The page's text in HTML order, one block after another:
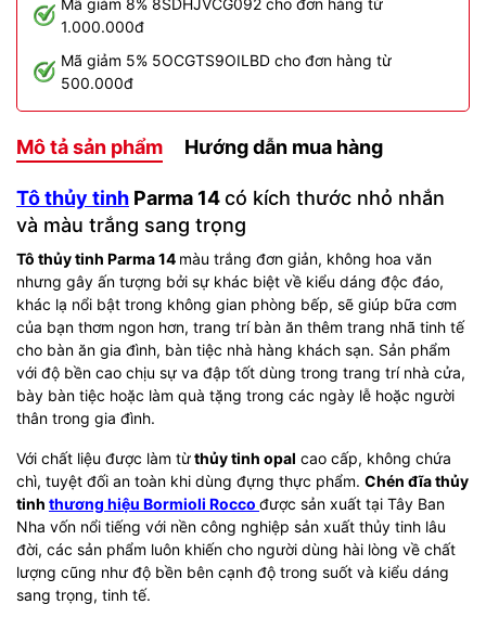
Mã giảm 8% 8SDHJVCG092 cho đơn hàng từ
1.000.000đ
Mã giảm 5% 5OCGTS9OILBD cho đơn hàng từ
500.000đ
Mô tả sản phẩm Hướng dẫn mua hàng
Tô thủy tinh Parma 14có kích thước nhỏ nhắn
và màu trắng sang trọng
Tô thủy tinh Parma 14 màu trắng đơn giản, không hoa văn
nhưng gây ấn tượng bởi sự khác biệt về kiểu dáng độc đáo,
khác lạ nổi bật trong không gian phòng bếp, sẽ giúp bữa cơm
của bạn thơm ngon hơn, trang trí bàn ăn thêm trang nhã tinh tế
cho bàn ăn gia đình, bàn tiệc nhà hàng khách sạn. Sản phẩm
với độ bền cao chịu sự va đập tốt dùng trong trang trí nhà cửa,
bày bàn tiệc hoặc làm quà tặng trong các ngày lễ hoặc người
thân trong gia đình.
Với chất liệu được làm từthủy tinh opal cao cấp, không chứa
chì, tuyệt đối an toàn khi dùng đựng thực phẩm. Chén đĩa thủy
tinh thương hiệu Bormioli Rocco được sản xuất tại Tây Ban
Nha vốn nổi tiếng với nền công nghiệp sản xuất thủy tinh lâu
đời, các sản phẩm luôn khiến cho người dùng hài lòng về chất
lượng cũng như độ bền bên cạnh độ trong suốt và kiểu dáng
sang trọng, tinh tế.